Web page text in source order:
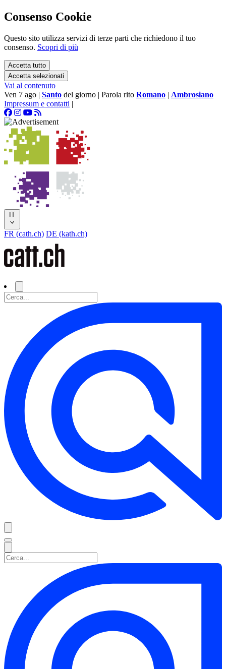
Consenso Cookie
Questo sito utilizza servizi di terze parti che richiedono il tuo
consenso. Scopri di più
Accetta tutto
Accetta selezionati
Vai al contenuto
Ven 7 ago | Santo del giorno | Parola rito Romano | Ambrosiano
Impressum e contatti |
IT
FR (cath.ch) DE (kath.ch)